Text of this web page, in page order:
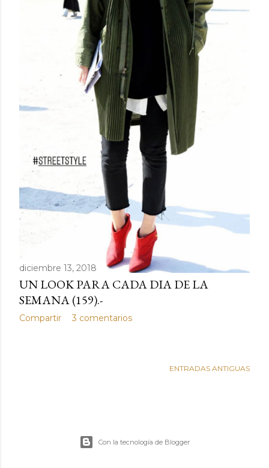
diciembre 13, 2018
UN LOOK PARA CADA DIA DE LA
SEMANA (159).-
Compartir 3 comentarios
ENTRADAS ANTIGUAS
Con la tecnología de Blogger